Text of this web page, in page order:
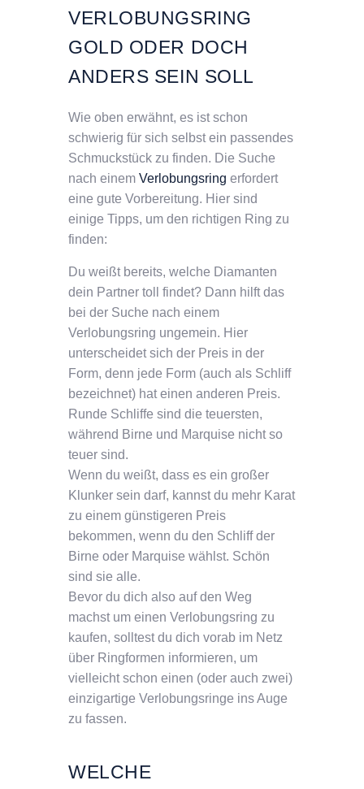
VERLOBUNGSRING
GOLD ODER DOCH
ANDERS SEIN SOLL
Wie oben erwähnt, es ist schon
schwierig für sich selbst ein passendes
Schmuckstück zu finden. Die Suche
nach einem Verlobungsring erfordert
eine gute Vorbereitung. Hier sind
einige Tipps, um den richtigen Ring zu
finden:
Du weißt bereits, welche Diamanten
dein Partner toll findet? Dann hilft das
bei der Suche nach einem
Verlobungsring ungemein. Hier
unterscheidet sich der Preis in der
Form, denn jede Form (auch als Schliff
bezeichnet) hat einen anderen Preis.
Runde Schliffe sind die teuersten,
während Birne und Marquise nicht so
teuer sind.
Wenn du weißt, dass es ein großer
Klunker sein darf, kannst du mehr Karat
zu einem günstigeren Preis
bekommen, wenn du den Schliff der
Birne oder Marquise wählst. Schön
sind sie alle.
Bevor du dich also auf den Weg
machst um einen Verlobungsring zu
kaufen, solltest du dich vorab im Netz
über Ringformen informieren, um
vielleicht schon einen (oder auch zwei)
einzigartige Verlobungsringe ins Auge
zu fassen.
WELCHE